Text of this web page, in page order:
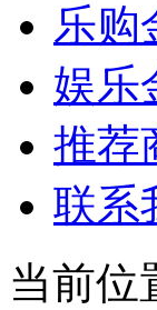
乐购
娱乐
推荐
联系
当前位